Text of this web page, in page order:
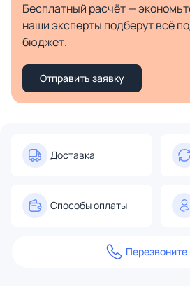
Бесплатный расчёт —
наши эксперты подберут всё
бюджет.
Отправить заявку
Доставка
Способы оплаты